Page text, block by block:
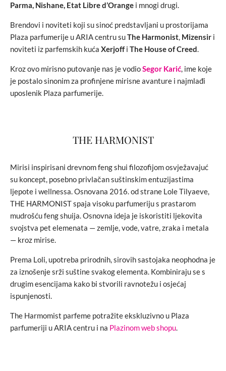
Parma, Nishane, Etat Libre d’Orange i mnogi drugi.
Brendovi i noviteti koji su sinoć predstavljani u prostorijama
Plaza parfumerije u ARIA centru suThe Harmonist, Mizensir i
noviteti iz parfemskih kuća Xerjoffi The House of Creed.
Kroz ovo mirisno putovanje nas je vodioSegor Karić, ime koje
je postalo sinonim za profinjene mirisne avanture i najmlađi
uposlenik Plaza parfumerije.
THE HARMONIST
Mirisi inspirisani drevnom feng shui filozofijom osvježavajuć
su koncept, posebno privlačan suštinskim entuzijastima
ljepote i wellnessa. Osnovana 2016. od strane Lole Tilyaeve,
THE HARMONIST spaja visoku parfumeriju s prastarom
mudrošću feng shuija. Osnovna ideja je iskoristiti ljekovita
svojstva pet elemenata — zemlje, vode, vatre, zraka i metala
— kroz mirise.
Prema Loli, upotreba prirodnih, sirovih sastojaka neophodna je
za iznošenje srži suštine svakog elementa. Kombiniraju se s
drugim esencijama kako bi stvorili ravnotežu i osjećaj
ispunjenosti.
The Harmomist parfeme potražite ekskluzivno u Plaza
parfumeriji u ARIA centru i na Plazinom web shopu.